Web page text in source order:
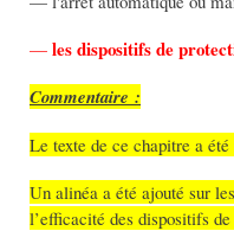
— les dispositifs de
Commentaire :
Le texte de ce chapitre a
Un alinéa a été ajouté sur
l’efficacité des dispositifs